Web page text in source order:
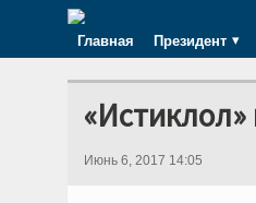
Главная Президент
Июнь 6, 2017 14:05